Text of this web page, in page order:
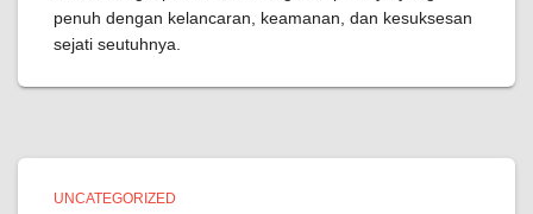
penuh dengan kelancaran, keamanan, dan kesuksesan
sejati seutuhnya.
UNCATEGORIZED